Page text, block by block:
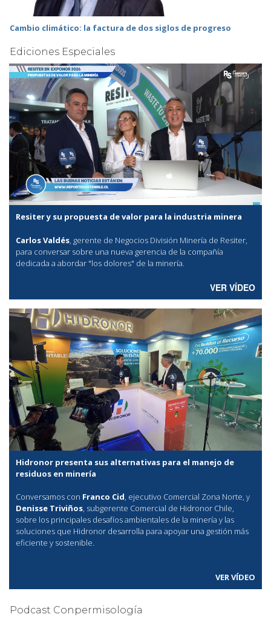
Cambio climático: la factura de dos siglos de progreso
Ediciones Especiales
Resiter y su propuesta de valor para la industria minera
Carlos Valdés, gerente de Negocios División Minería de Resiter,
para conversar sobre una nueva gerencia de la compañía
dedicada a abordar "los dolores" de la minería.
VER VÍDEO
Hidronor presenta sus alternativas para el manejo de
residuos en minería
Conversamos con Franco Cid, ejecutivo Comercial Zona Norte, y
Denisse Triviños, subgerente Comercial de Hidronor Chile,
sobre los principales desafíos ambientales de la minería y las
soluciones que Hidronor desarrolla para apoyar una gestión más
eficiente y sostenible.
VER VÍDEO
Podcast Conpermisología